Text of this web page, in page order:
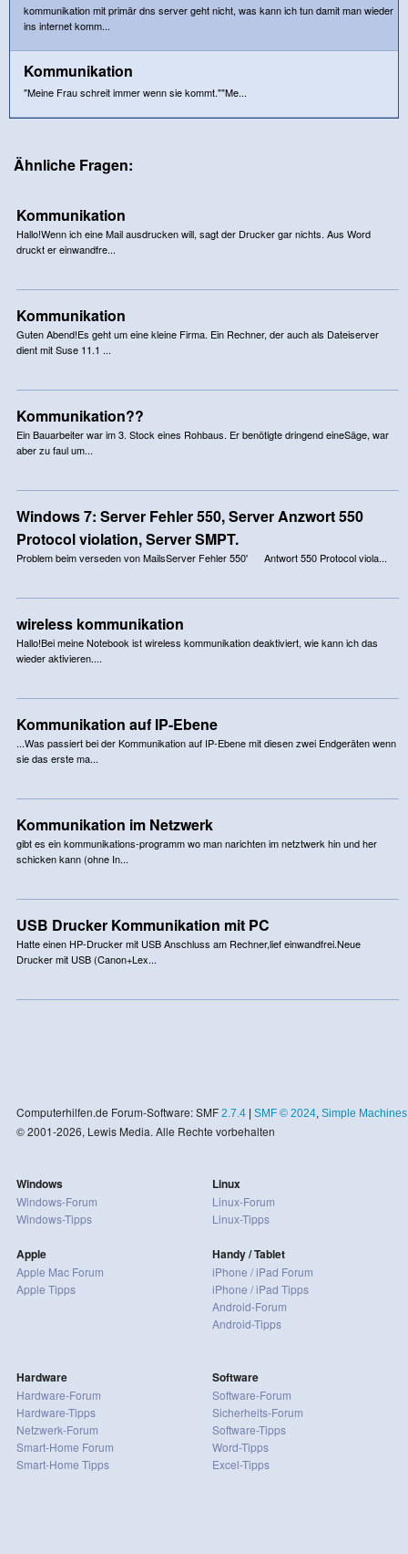
kommunikation mit primär dns server geht nicht, was kann ich tun damit man wieder
ins internet komm...
Kommunikation
"Meine Frau schreit immer wenn sie kommt.""Me...
Ähnliche Fragen:
Kommunikation
Hallo!Wenn ich eine Mail ausdrucken will, sagt der Drucker gar nichts. Aus Word
druckt er einwandfre...
Kommunikation
Guten Abend!Es geht um eine kleine Firma. Ein Rechner, der auch als Dateiserver
dient mit Suse 11.1 ...
Kommunikation??
Ein Bauarbeiter war im 3. Stock eines Rohbaus. Er benötigte dringend eineSäge, war
aber zu faul um...
Windows 7: Server Fehler 550, Server Anzwort 550
Protocol violation, Server SMPT.
Problem beim verseden von MailsServer Fehler 550' Antwort 550 Protocol viola...
wireless kommunikation
Hallo!Bei meine Notebook ist wireless kommunikation deaktiviert, wie kann ich das
wieder aktivieren....
Kommunikation auf IP-Ebene
...Was passiert bei der Kommunikation auf IP-Ebene mit diesen zwei Endgeräten wenn
sie das erste ma...
Kommunikation im Netzwerk
gibt es ein kommunikations-programm wo man narichten im netztwerk hin und her
schicken kann (ohne In...
USB Drucker Kommunikation mit PC
Hatte einen HP-Drucker mit USB Anschluss am Rechner,lief einwandfrei.Neue
Drucker mit USB (Canon+Lex...
Computerhilfen.de Forum-Software: SMF 2.7.4| SMF © 2024, Simple Machines
© 2001-2026, Lewis Media. Alle Rechte vorbehalten
Windows
Windows-Forum
Windows-Tipps
Apple
Apple Mac Forum
Apple Tipps
Linux
Linux-Forum
Linux-Tipps
Handy / Tablet
iPhone / iPad Forum
iPhone / iPad Tipps
Android-Forum
Android-Tipps
Hardware
Hardware-Forum
Hardware-Tipps
Netzwerk-Forum
Smart-Home Forum
Smart-Home Tipps
Software
Software-Forum
Sicherheits-Forum
Software-Tipps
Word-Tipps
Excel-Tipps